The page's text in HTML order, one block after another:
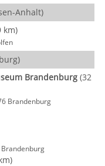
Anhalt)
km)
Brandenburg(32
Brandenburg